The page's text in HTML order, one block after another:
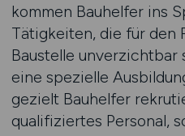
kommen Bauhelfer ins
Tätigkeiten, die für den
Baustelle unverzichtbar
eine spezielle
gezielt Bauhelfer
qualifiziertes Personal,